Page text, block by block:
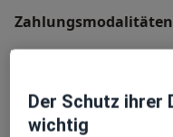
Telefonnummer
Der Schutz ihrer
wichtig